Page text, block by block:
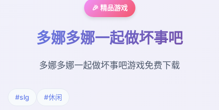
🎉 精品游戏
多娜多娜一起做坏事吧
多娜多娜一起做坏事吧游戏免费下载
#slg #休闲